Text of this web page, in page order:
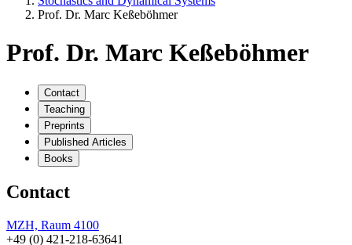
Prof. Dr. Marc Keßeböhmer
Prof. Dr. Marc Keßeböhmer
Contact
Teaching
Preprints
Published Articles
Books
Contact
MZH, Raum 4100
+49 (0) 421-218-63641